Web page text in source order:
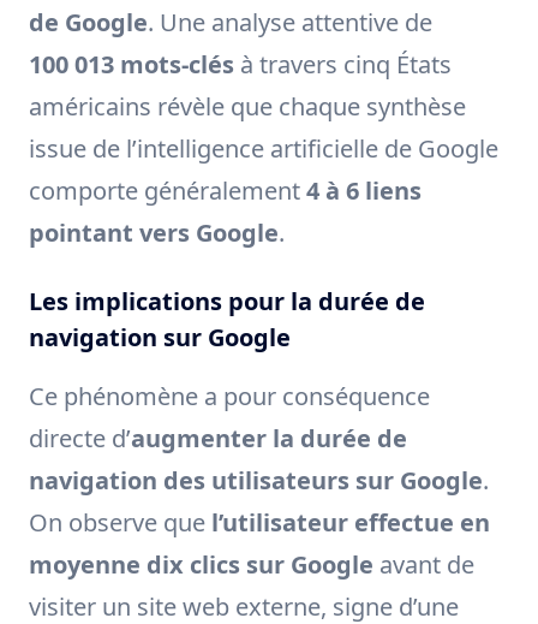
de Google. Une analyse attentive de
100 013 mots-clés à travers cinq États
américains révèle que chaque synthèse
issue de l’intelligence artificielle de Google
comporte généralement4 à 6 liens
pointant vers Google.
Les implications pour la durée de
navigation sur Google
Ce phénomène a pour conséquence
directe d’augmenter la durée de
navigation des utilisateurs sur Google.
On observe que l’utilisateur effectue en
moyenne dix clics sur Google avant de
visiter un site web externe, signe d’une